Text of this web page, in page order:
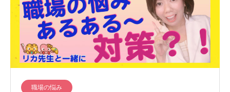
職場の悩み